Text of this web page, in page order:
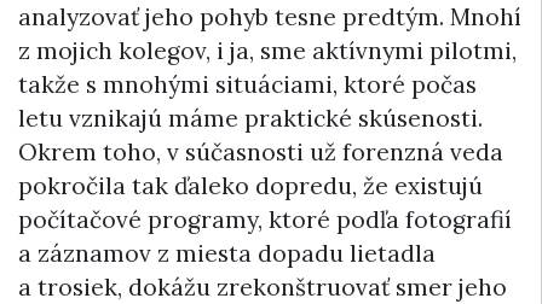
analyzovať jeho pohyb tesne predtým. Mnohí
z mojich kolegov, i ja, sme aktívnymi pilotmi,
takže s mnohými situáciami, ktoré počas
letu vznikajú máme praktické skúsenosti.
Okrem toho, v súčasnosti už forenzná veda
pokročila tak ďaleko dopredu, že existujú
počítačové programy, ktoré podľa fotografií
a záznamov z miesta dopadu lietadla
a trosiek, dokážu zrekonštruovať smer jeho